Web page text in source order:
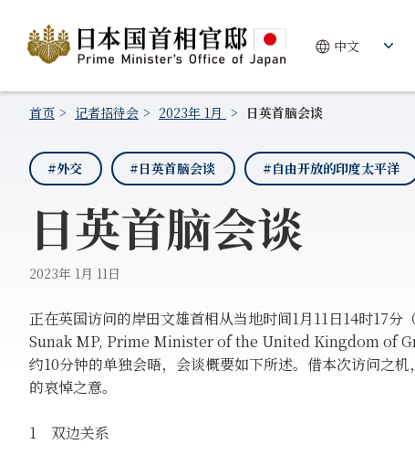
首页 记者招待会 2023年 1月 日英首脑会谈
#外交 #日英首脑会谈 #自由开放的印度太平洋
日英首脑会谈
2023年 1月 11日
正在英国访问的岸田文雄首相从当地时间1月11日14时17
Sunak MP, Prime Minister of the United Kingdom of
约10分钟的单独会晤，会谈概要如下所述。借本次访问之
的哀悼之意。
1 双边关系